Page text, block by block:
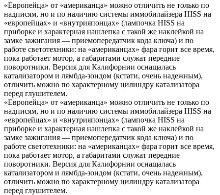
«Европейца» от «американца» можно отличить не только по
надписям, но и по наличию системы иммобилайзера HISS на
«европейцах» и «внутрияпонцах» (лампочка HISS на
приборке и характерная нашлепка с такой же наклейкой на
замке зажигания — приемопередатчик кода ключа) и по
работе светотехники: на «американцах» фара горит все время,
пока работает мотор, а габаритами служат передние
поворотники. Версия для Калифорнии оснащалась
катализатором и лямбда-зондом (кстати, очень надежным),
отличить можно по характерному цилиндру катализатора
перед глушителем.
«Европейца» от «американца» можно отличить не только по
надписям, но и по наличию системы иммобилайзера HISS на
«европейцах» и «внутрияпонцах» (лампочка HISS на
приборке и характерная нашлепка с такой же наклейкой на
замке зажигания — приемопередатчик кода ключа) и по
работе светотехники: на «американцах» фара горит все время,
пока работает мотор, а габаритами служат передние
поворотники. Версия для Калифорнии оснащалась
катализатором и лямбда-зондом (кстати, очень надежным),
отличить можно по характерному цилиндру катализатора
перед глушителем.